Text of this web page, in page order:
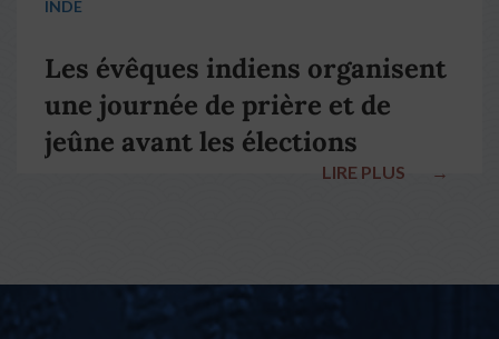
INDE
Les évêques indiens organisent
une journée de prière et de
jeûne avant les élections
LIRE PLUS →